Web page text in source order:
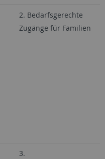
2. Bedarfsgerechte
Zugänge für Familien
3.